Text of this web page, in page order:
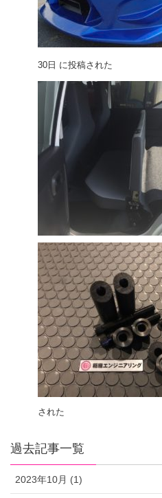
30日 に投稿された
された
過去記事一覧
2023年10月 (1)